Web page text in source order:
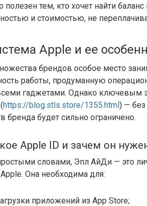
полезен тем, кто хочет найти
и стоимостью, не
Apple и ее
брендов особое место
работы, продуманную
гаджетами. Однако ключевым
https://blog.stls.store/1355.html) — без
бренда будет сильно ограничено.
Apple ID и зачем он
словами, Эпл АйДи — это
Она необходима для:
приложений из App Store;